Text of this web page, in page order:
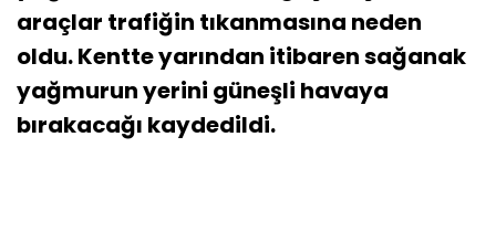
araçlar trafiğin tıkanmasına neden
oldu. Kentte yarından itibaren sağanak
yağmurun yerini güneşli havaya
bırakacağı kaydedildi.